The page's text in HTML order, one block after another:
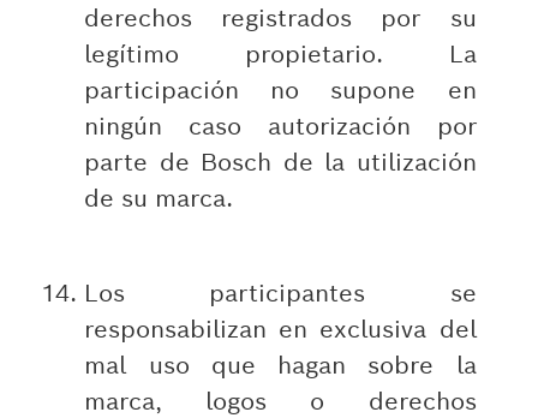
derechos registrados por su
legítimo propietario. La
participación no supone en
ningún caso autorización por
parte de Bosch de la utilización
de su marca.
Los participantes se
responsabilizan en exclusiva del
mal uso que hagan sobre la
marca, logos o derechos